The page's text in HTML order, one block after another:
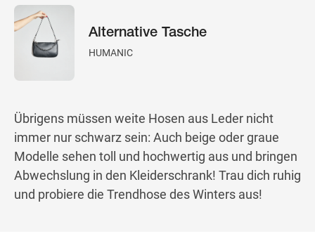
Alternative Tasche
HUMANIC
Übrigens müssen weite Hosen aus Leder nicht
immer nur schwarz sein: Auch beige oder graue
Modelle sehen toll und hochwertig aus und bringen
Abwechslung in den Kleiderschrank! Trau dich ruhig
und probiere die Trendhose des Winters aus!